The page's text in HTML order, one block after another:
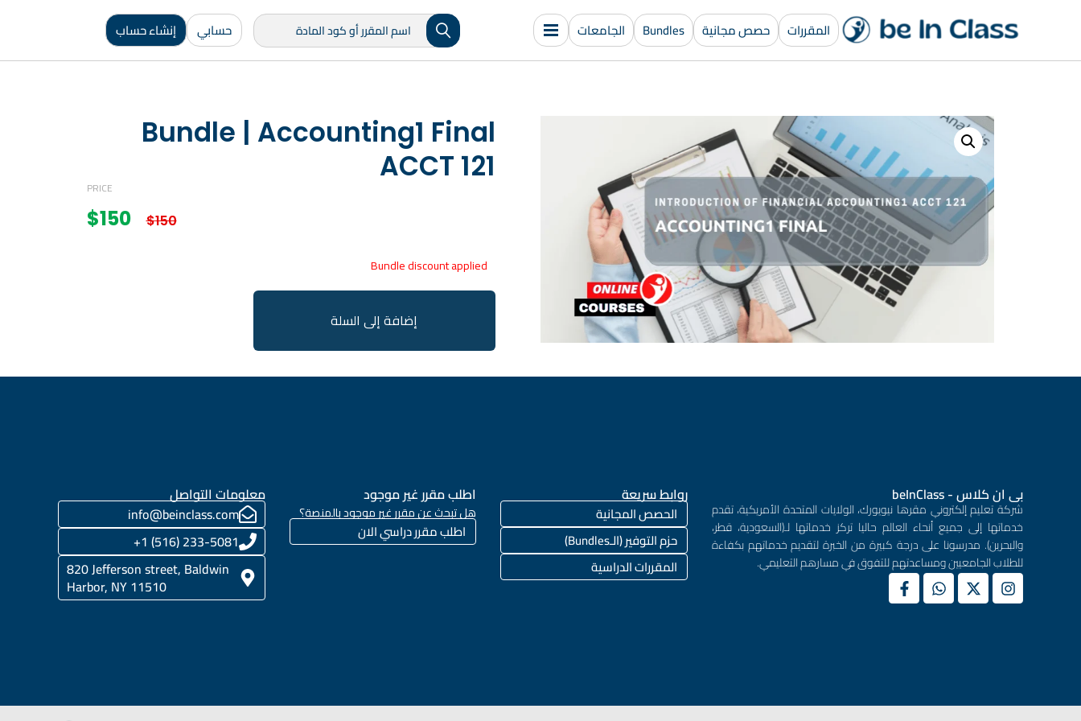
المقررات حصص مجانية Bundles الجامعات حسابي إنشاء حساب
Bundle | Accounting1 Final
ACCT 121
PRICE
$150
$150
Bundle discount applied
إضافة إلى السلة
بى ان كلاس - beInClass
شركة تعليم إلكتروني مقرها نيويورك، الولايات المتحدة الأمريكية، تقدم
خدماتها إلى جميع أنحاء العالم حاليا تركز خدماتها لـ(السعودية، قطر،
والبحرين). مدرسونا على درجة كبيرة من الخبرة لتقديم خدماتهم بكفاءة
للطلاب الجامعيين ومساعدتهم للتفوق في مسارهم التعليمي.
روابط سريعة
الحصص المجانية
حزم التوفير (الـBundles)
المقررات الدراسية
اطلب مقرر غير موجود
هل تبحث عن مقرر غير موجود بالمنصة؟
اطلب مقرر دراسي الان
معلومات التواصل
info@beinclass.com
233-5081 (516) 1+
820 Jefferson street, Baldwin
Harbor, NY 11510